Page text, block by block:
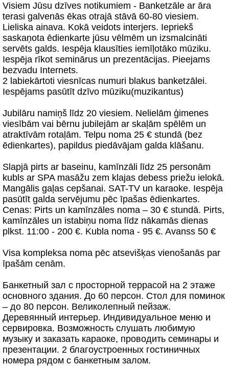
Visiem Jūsu dzīves notikumiem - Banketzāle ar āra
terasi galvenās ēkas otrajā stāvā 60-80 viesiem.
Lieliska ainava. Kokā veidots interjers. Iepriekš
saskaņota ēdienkarte jūsu vēlmēm un izsmalcināti
servēts galds. Iespēja klausīties iemīļotāko mūziku.
Iespēja rīkot seminārus un prezentācijas. Pieejams
bezvadu Internets.
2 labiekārtoti viesnīcas numuri blakus banketzālei.
Iespējams pasūtīt dzīvo mūziku(muzikantus)
Jubilāru namiņš līdz 20 viesiem. Nelielām ģimenes
viesībām vai bērnu jubilejām ar skaļām spēlēm un
atraktīvām rotaļām. Telpu noma 25 € stundā (bez
ēdienkartes), papildus piedāvājam galda klāšanu.
Slapjā pirts ar baseinu, kamīnzāli līdz 25 personām
kubls ar SPA masāžu zem klajas debess priežu ielokā.
Mangālis gaļas cepšanai. SAT-TV un karaoke. Iespēja
pasūtīt galda servējumu pēc īpašas ēdienkartes.
Cenas: Pirts un kamīnzāles noma – 30 € stundā. Pirts,
kamīnzāles un istabiņu noma līdz nākamās dienas
plkst. 11:00 - 200 €. Kubla noma - 95 €. Avanss 50 €
Visa kompleksa noma pēc atsevišķas vienošanās par
īpašām cenām.
Банкетный зал с просторной террасой на 2 этаже
основного здания. До 60 персон. Стол для поминок
– до 80 персон. Великолепный пейзаж.
Деревянный интерьер. Индивидуальное меню и
сервировка. Возможность слушать любимую
музыку и заказать караоке, проводить семинары и
презентации. 2 благоустроенных гостиничных
номера рядом с банкетным залом.